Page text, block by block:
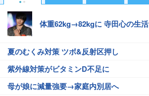
体重62kg→82kgに 寺田心の生活
夏のむくみ対策 ツボ&反射区押し
紫外線対策がビタミンD不足に
母が娘に減量強要→家庭内別居へ